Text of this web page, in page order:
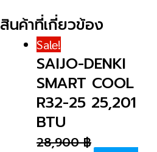
สินค้าที่เกี่ยวข้อง
Sale!
SAIJO-DENKI
SMART COOL
R32-25 25,201
BTU
28,900฿